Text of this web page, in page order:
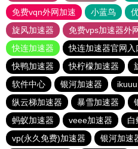
免费vqn外网加速
小蓝鸟
旋风加速器
免费vps加速器外
快连加速器
快连加速器官网入
快鸭加速器
快柠檬加速器
软件中心
银河加速器
纵云梯加速器
暴雪加速器
蚂蚁加速器
veee加速器
白
vp(永久免费)加速器
银河加速